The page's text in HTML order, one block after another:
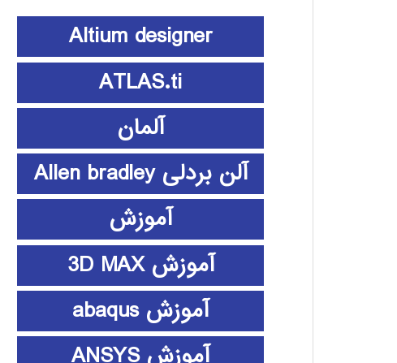
Altium designer
ATLAS.ti
آلمان
آلن بردلی Allen bradley
آموزش
آموزش 3D MAX
آموزش abaqus
آموزش ANSYS